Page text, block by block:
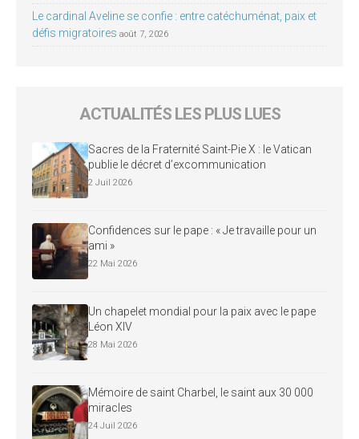
Le cardinal Aveline se confie : entre catéchuménat, paix et
défis migratoires août 7, 2026
ACTUALITÉS LES PLUS LUES
Sacres de la Fraternité Saint-Pie X : le Vatican
publie le décret d’excommunication
2 Juil 2026
Confidences sur le pape : « Je travaille pour un
ami »
22 Mai 2026
Un chapelet mondial pour la paix avec le pape
Léon XIV
28 Mai 2026
Mémoire de saint Charbel, le saint aux 30 000
miracles
24 Juil 2026